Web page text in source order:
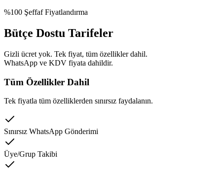
%100 Şeffaf Fiyatlandırma
Bütçe Dostu Tarifeler
Gizli ücret yok. Tek fiyat, tüm özellikler dahil.
WhatsApp ve KDV fiyata dahildir.
Tüm Özellikler Dahil
Tek fiyatla tüm özelliklerden sınırsız faydalanın.
Sınırsız WhatsApp Gönderimi
Üye/Grup Takibi